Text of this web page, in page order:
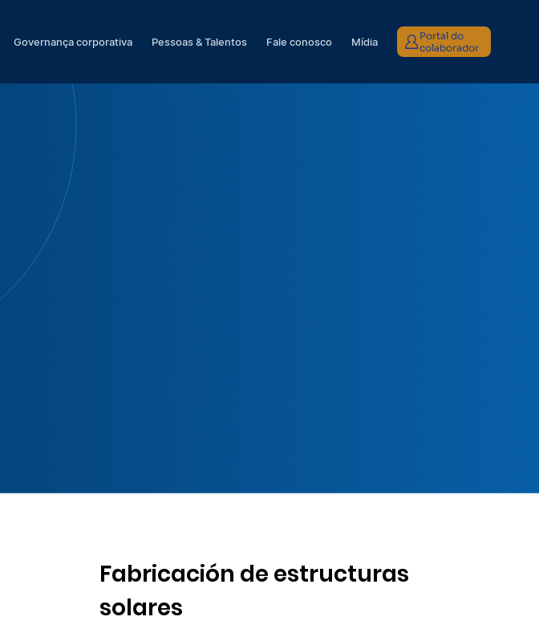
Governança corporativa Pessoas & Talentos Fale conosco Mídia
Portal do
colaborador
Fabricación de estructuras
solares